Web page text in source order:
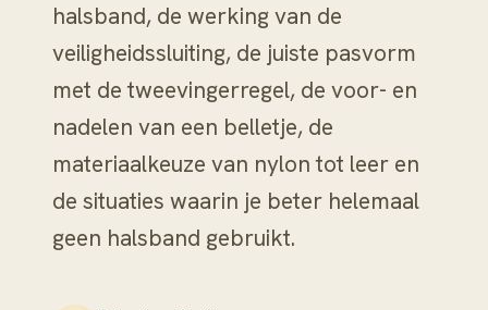
halsband, de werking van de
veiligheidssluiting, de juiste pasvorm
met de tweevingerregel, de voor- en
nadelen van een belletje, de
materiaalkeuze van nylon tot leer en
de situaties waarin je beter helemaal
geen halsband gebruikt.